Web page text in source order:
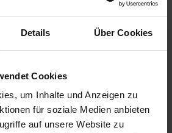
Details Über Cookies
Cookies
um Inhalte und Anzeigen zu
für soziale Medien anbieten
auf unsere Website zu